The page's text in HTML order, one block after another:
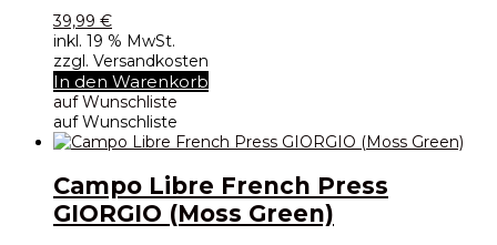
39,99 €
inkl. 19 % MwSt.
zzgl. Versandkosten
In den Warenkorb
auf Wunschliste
auf Wunschliste
Campo Libre French Press
GIORGIO (Moss Green)